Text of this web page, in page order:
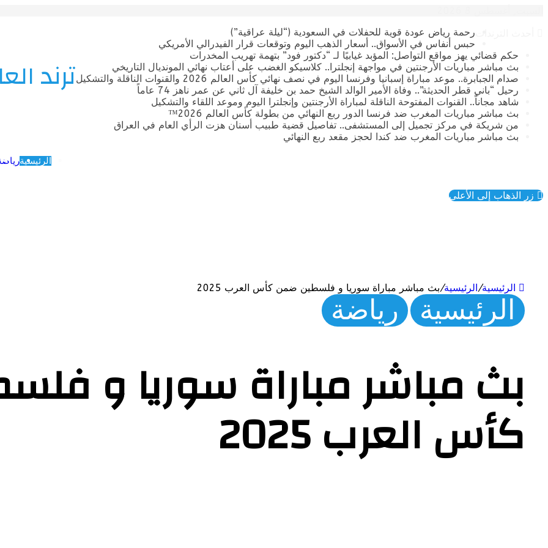
رحمة رياض عودة قوية للحفلات في السعودية (“ليلة عراقية”)
حبس أنفاس في الأسواق.. أسعار الذهب اليوم وتوقعات قرار الفيدرالي الأمريكي
حكم قضائي يهز مواقع التواصل: المؤبد غيابيًا لـ “دكتور فود” بتهمة تهريب المخدرات
بث مباشر مباريات الأرجنتين في مواجهة إنجلترا.. كلاسيكو الغضب على أعتاب نهائي المونديال التاريخي
صدام الجبابرة.. موعد مباراة إسبانيا وفرنسا اليوم في نصف نهائي كأس العالم 2026 والقنوات الناقلة والتشكيل
رحيل “باني قطر الحديثة”.. وفاة الأمير الوالد الشيخ حمد بن خليفة آل ثاني عن عمر ناهز 74 عاماً
​شاهد مجاناً.. القنوات المفتوحة الناقلة لمباراة الأرجنتين وإنجلترا اليوم وموعد اللقاء والتشكيل
بث مباشر مباريات المغرب ضد فرنسا الدور ربع النهائي من بطولة كأس العالم 2026™
من شريكة في مركز تجميل إلى المستشفى.. تفاصيل قضية طبيب أسنان هزت الرأي العام في العراق
بث مباشر مباريات المغرب ضد كندا لحجز مقعد ربع النهائي
ترند
الرئيسية
الرئيسية/الرئيسية/بث مباشر مباراة سوريا و فلسطين ضمن كأس العرب 2025
الرئيسية رياضة
بث مباشر مباراة سوريا و
كأس العرب 2025
زر الذهاب إلى الأعلى